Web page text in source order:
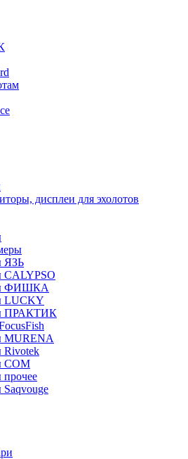
дисплеи для эхолотов
ЯЗЬ
CALYPSO
ФИШКА
LUCKY
ПРАКТИК
MURENA
Rivotek
СОМ